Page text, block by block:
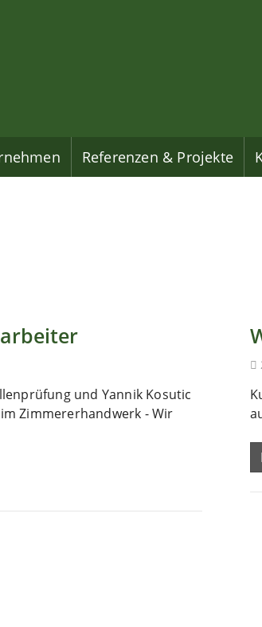
Referenzen & Projekte
und Yannik Kosutic
Zimmererhandwerk - Wir